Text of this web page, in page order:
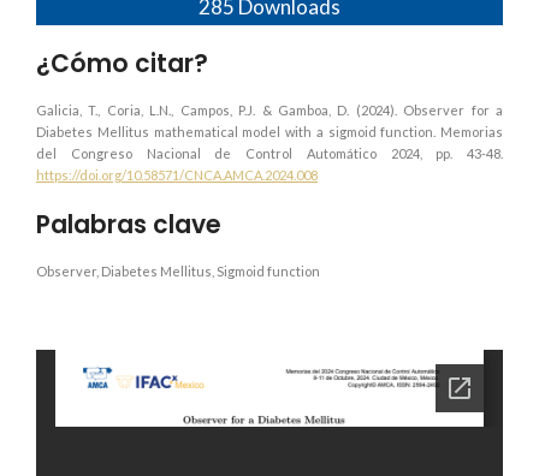
285 Downloads
¿Cómo citar?
Galicia, T., Coria, L.N., Campos, P.J. & Gamboa, D. (2024). Observer for a
Diabetes Mellitus mathematical model with a sigmoid function. Memorias
del Congreso Nacional de Control Automático 2024, pp. 43-48.
https://doi.org/10.58571/CNCA.AMCA.2024.008
Palabras clave
Observer, Diabetes Mellitus, Sigmoid function